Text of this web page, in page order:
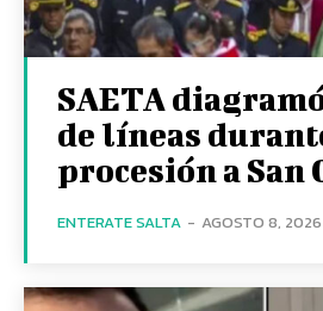
SAETA
de líneas
procesión a San
ENTERATE SALTA - AGOSTO 8, 2026